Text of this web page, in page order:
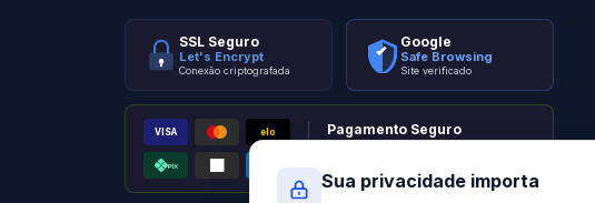
SSL Seguro
Let's Encrypt
Conexão criptografada
Google
Safe Browsing
Site verificado
VISA elo
PIX
Pagamento Seguro
Sua privacidade importa